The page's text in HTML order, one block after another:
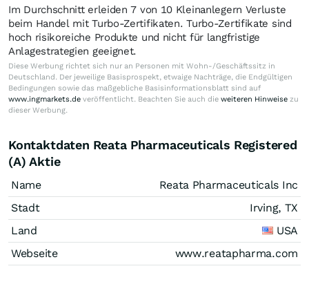
Im Durchschnitt erleiden 7 von 10 Kleinanlegern Verluste
beim Handel mit Turbo-Zertifikaten. Turbo-Zertifikate sind
hoch risikoreiche Produkte und nicht für langfristige
Anlagestrategien geeignet.
Diese Werbung richtet sich nur an Personen mit Wohn-/Geschäftssitz in
Deutschland. Der jeweilige Basisprospekt, etwaige Nachträge, die Endgültigen
Bedingungen sowie das maßgebliche Basisinformationsblatt sind auf
www.ingmarkets.de veröffentlicht. Beachten Sie auch die weiteren Hinweise zu
dieser Werbung.
Kontaktdaten Reata Pharmaceuticals Registered
(A) Aktie
Name
Reata Pharmaceuticals Inc
Stadt
Irving, TX
Land
USA
Webseite
www.reatapharma.com